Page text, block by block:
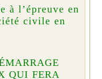
à l’épreuve en
civile en
QUI FERA